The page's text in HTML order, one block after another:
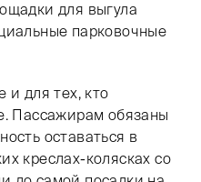
для выгула
парковочные
и для тех, кто
Пассажирам обязаны
оставаться в
креслах-колясках со